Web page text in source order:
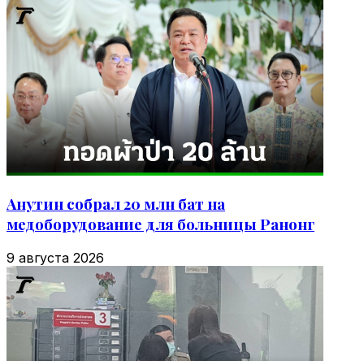
Анутин собрал 20 млн бат на
медоборудование для больницы Ранонг
9 августа 2026